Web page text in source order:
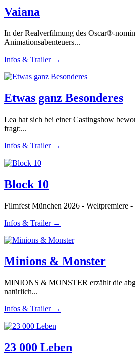
Vaiana
In der Realverfilmung des Oscar®-
Animationsabenteuers...
Infos & Trailer →
Etwas ganz Besonderes
Lea hat sich bei einer Castingshow
fragt:...
Infos & Trailer →
Block 10
Filmfest München 2026 - Weltpremiere
Infos & Trailer →
Minions & Monster
MINIONS & MONSTER erzählt die
natürlich...
Infos & Trailer →
23 000 Leben